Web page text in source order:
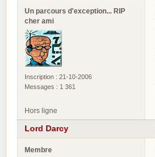
Un parcours d'exception... RIP
cher ami
Inscription : 21-10-2006
Messages : 1 361
Hors ligne
Lord Darcy
Membre